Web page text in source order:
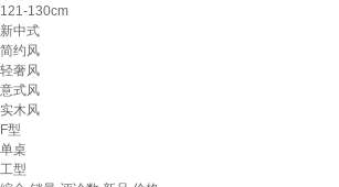
121-130cm
新中式
简约风
轻奢风
意式风
实木风
F型
单桌
工型